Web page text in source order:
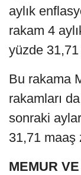
aylık
rakam 4
yüzde
Bu rakama
rakamları
sonraki
31,71 maaş
MEMUR